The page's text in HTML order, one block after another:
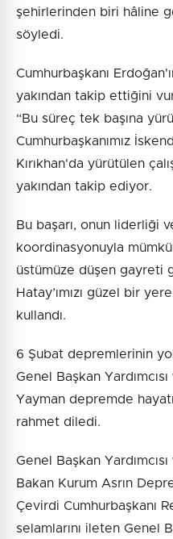
şehirlerinden biri hâline
söyledi.
Cumhurbaşkanı
yakından takip ettiğini
“Bu süreç tek başına
Cumhurbaşkanımız
Kırıkhan'da yürütülen
yakından takip ediyor.
Bu başarı, onun liderliği
koordinasyonuyla
üstümüze düşen gayreti
Hatay’ımızı güzel bir
kullandı.
6 Şubat depremlerinin yol
Genel Başkan
Yayman depremde
rahmet diledi.
Genel Başkan
Bakan Kurum Asrın
Çevirdi Cumhurbaşkanı
selamlarını ileten Genel